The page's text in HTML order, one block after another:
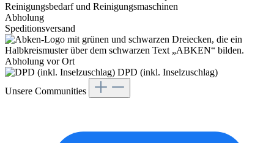
Abholung
Speditionsversand
Abholung vor Ort
DPD (inkl. Inselzuschlag)
Unsere Communities